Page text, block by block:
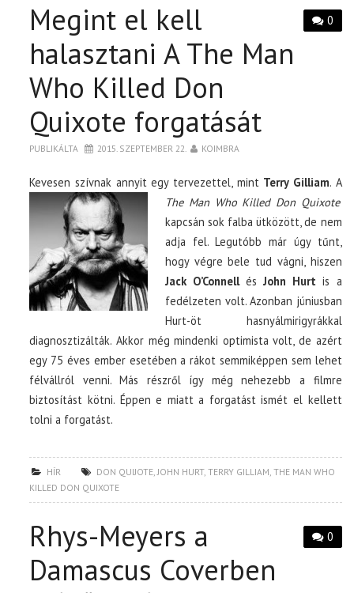
0
Megint el kell
halasztani A The Man
Who Killed Don
Quixote forgatását
PUBLIKÁLTA 2015. SZEPTEMBER 22. KOIMBRA
Kevesen szívnak annyit egy tervezettel, mint Terry Gilliam. A
The Man Who Killed Don Quixote
kapcsán sok falba ütközött, de nem
adja fel. Legutóbb már úgy tűnt,
hogy végre bele tud vágni, hiszen
Jack O’ConnellésJohn Hurt is a
fedélzeten volt. Azonban júniusban
Hurt-öt hasnyálmirigyrákkal
diagnosztizálták. Akkor még mindenki optimista volt, de azért
egy 75 éves ember esetében a rákot semmiképpen sem lehet
félvállról venni. Más részről így még nehezebb a filmre
biztosítást kötni. Éppen e miatt a forgatást ismét el kellett
tolni a forgatást.
HÍR DON QUIJOTE,JOHN HURT,TERRY GILLIAM,THE MAN WHO
KILLED DON QUIXOTE
0
Rhys-Meyers a
Damascus Coverben